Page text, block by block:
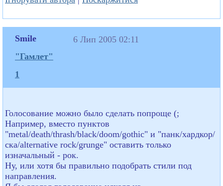
Smile
"Гамлет"
1
6 Лип 2005 02:11
Голосование можно было сделать попроще (;
Например, вместо пунктов
"metal/death/thrash/black/doom/gothic" и "панк/хардкор/
ска/alternative rock/grunge" оставить только
изначальный - рок.
Ну, или хотя бы правильно подобрать стили под
направления.